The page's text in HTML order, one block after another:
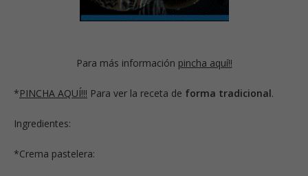
Para más información pincha aquí!!
*PINCHA AQUÍ!!! Para ver la receta de forma tradicional.
Ingredientes:
*Crema pastelera: